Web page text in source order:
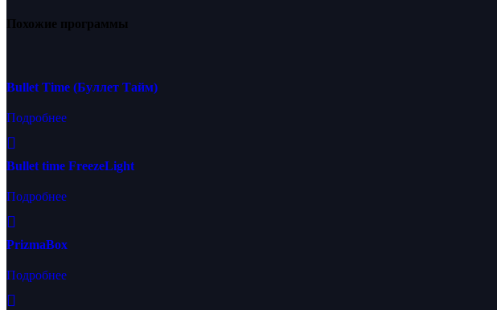
Похожие программы
Bullet Time (Буллет Тайм)
Подробнее
Bullet time FreezeLight
Подробнее
PrizmaBox
Подробнее